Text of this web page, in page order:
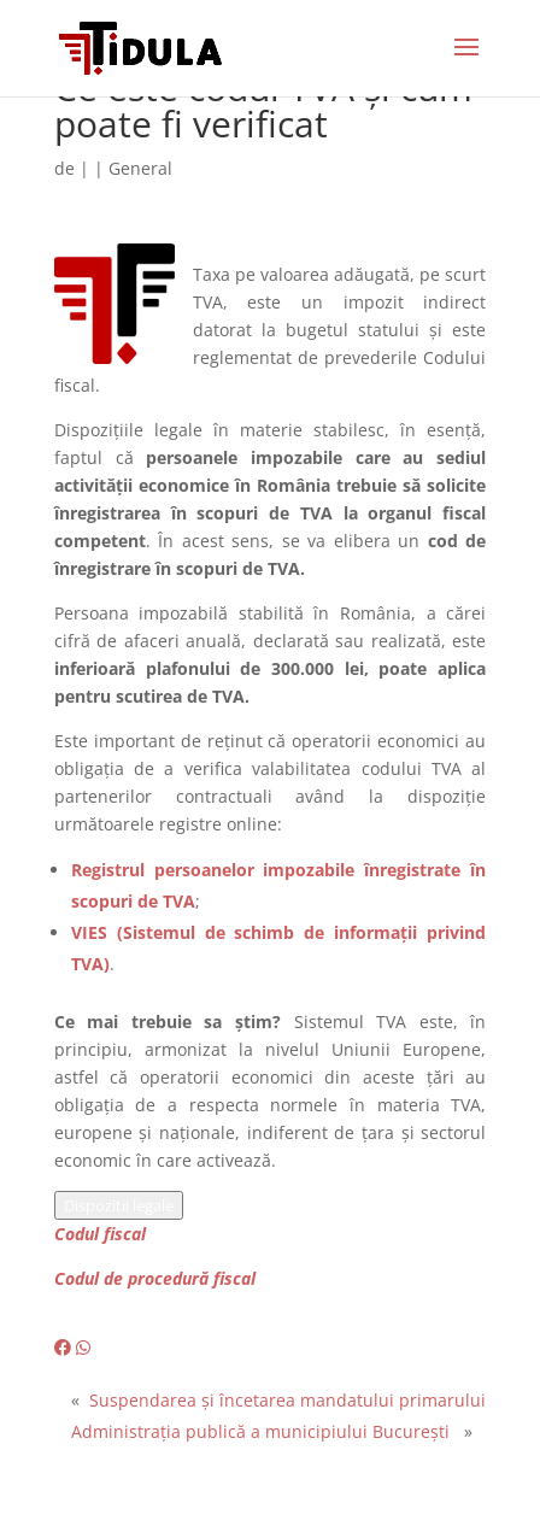
Ce este codul TVA și cum
poate fi verificat
de | | General
Taxa pe valoarea adăugată, pe scurt
TVA, este un impozit indirect
datorat la bugetul statului și este
reglementat de prevederile Codului
fiscal.
Dispozițiile legale în materie stabilesc, în esență,
faptul că persoanele impozabile care au sediul
activității economice în România trebuie să solicite
înregistrarea în scopuri de TVA la organul fiscal
competent. În acest sens, se va elibera un cod de
înregistrare în scopuri de TVA.
Persoana impozabilă stabilită în România, a cărei
cifră de afaceri anuală, declarată sau realizată, este
inferioară plafonului de 300.000 lei, poate aplica
pentru scutirea de TVA.
Este important de reținut că operatorii economici au
obligația de a verifica valabilitatea codului TVA al
partenerilor contractuali având la dispoziție
următoarele registre online:
Registrul persoanelor impozabile înregistrate în
scopuri de TVA;
VIES (Sistemul de schimb de informații privind
TVA).
Ce mai trebuie sa știm? Sistemul TVA este, în
principiu, armonizat la nivelul Uniunii Europene,
astfel că operatorii economici din aceste țări au
obligația de a respecta normele în materia TVA,
europene și naționale, indiferent de țara și sectorul
economic în care activează.
Codul fiscal
Codul de procedură fiscal
« Suspendarea și încetarea mandatului primarului
Administrația publică a municipiului București »